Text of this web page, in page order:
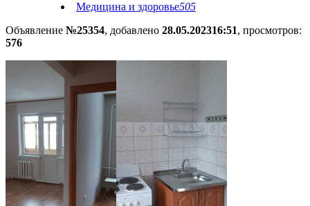
Медицина и здоровье505
Объявление №25354, добавлено 28.05.202316:51, просмотров:
576